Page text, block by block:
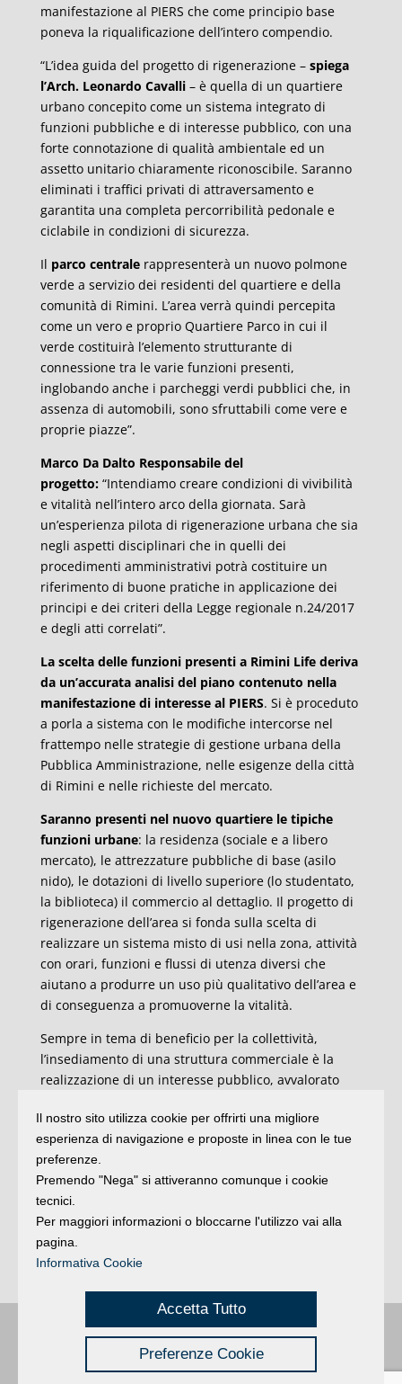
manifestazione al PIERS che come principio base
poneva la riqualificazione dell’intero compendio.
“L’idea guida del progetto di rigenerazione – spiega
l’Arch. Leonardo Cavalli– è quella di un quartiere
urbano concepito come un sistema integrato di
funzioni pubbliche e di interesse pubblico, con una
forte connotazione di qualità ambientale ed un
assetto unitario chiaramente riconoscibile. Saranno
eliminati i traffici privati di attraversamento e
garantita una completa percorribilità pedonale e
ciclabile in condizioni di sicurezza.
Il parco centralerappresenterà un nuovo polmone
verde a servizio dei residenti del quartiere e della
comunità di Rimini. L’area verrà quindi percepita
come un vero e proprio Quartiere Parco in cui il
verde costituirà l’elemento strutturante di
connessione tra le varie funzioni presenti,
inglobando anche i parcheggi verdi pubblici che, in
assenza di automobili, sono sfruttabili come vere e
proprie piazze”.
Marco Da Dalto Responsabile del
progetto:“Intendiamo creare condizioni di vivibilità
e vitalità nell’intero arco della giornata. Sarà
un’esperienza pilota di rigenerazione urbana che sia
negli aspetti disciplinari che in quelli dei
procedimenti amministrativi potrà costituire un
riferimento di buone pratiche in applicazione dei
principi e dei criteri della Legge regionale n.24/2017
e degli atti correlati”.
La scelta delle funzioni presenti a Rimini Life deriva
da un’accurata analisi del piano contenuto nella
manifestazione di interesse al PIERS. Si è proceduto
a porla a sistema con le modifiche intercorse nel
frattempo nelle strategie di gestione urbana della
Pubblica Amministrazione, nelle esigenze della città
di Rimini e nelle richieste del mercato.
Saranno presenti nel nuovo quartiere le tipiche
funzioni urbane: la residenza (sociale e a libero
mercato), le attrezzature pubbliche di base (asilo
nido), le dotazioni di livello superiore (lo studentato,
la biblioteca) il commercio al dettaglio. Il progetto di
rigenerazione dell’area si fonda sulla scelta di
realizzare un sistema misto di usi nella zona, attività
con orari, funzioni e flussi di utenza diversi che
aiutano a produrre un uso più qualitativo dell’area e
di conseguenza a promuoverne la vitalità.
Sempre in tema di beneficio per la collettività,
l’insediamento di una struttura commerciale è la
realizzazione di un interesse pubblico, avvalorato
diretti e nell’indotto. Dall’esperienza della pandemia
traiamo inoltre un insegnamento fondamentale:
l’attività commerciale, soprattutto quella alimentare,
ha rappresentato (e rappresenta) un servizio
pubblico a tutti gli effetti, come si evidenzia nella
circolare PG.2015. 0308657 del 13/05/2015 di Regione
Emilia-Romagna, a firma degli assessori Costa e
Donini.
Buongiorno:Riminié una testata registrata presso il Tribunale di Rimini
registrazione n. 2 /28/02/2012| © 2024 buongiornoRimini
Privacy | Credits
Il nostro sito utilizza cookie per offrirti una migliore
esperienza di navigazione e proposte in linea con le tue
preferenze.
Premendo "Nega" si attiveranno comunque i cookie
tecnici.
Per maggiori informazioni o bloccarne l'utilizzo vai alla
pagina.
Informativa Cookie
Accetta Tutto
Preferenze Cookie